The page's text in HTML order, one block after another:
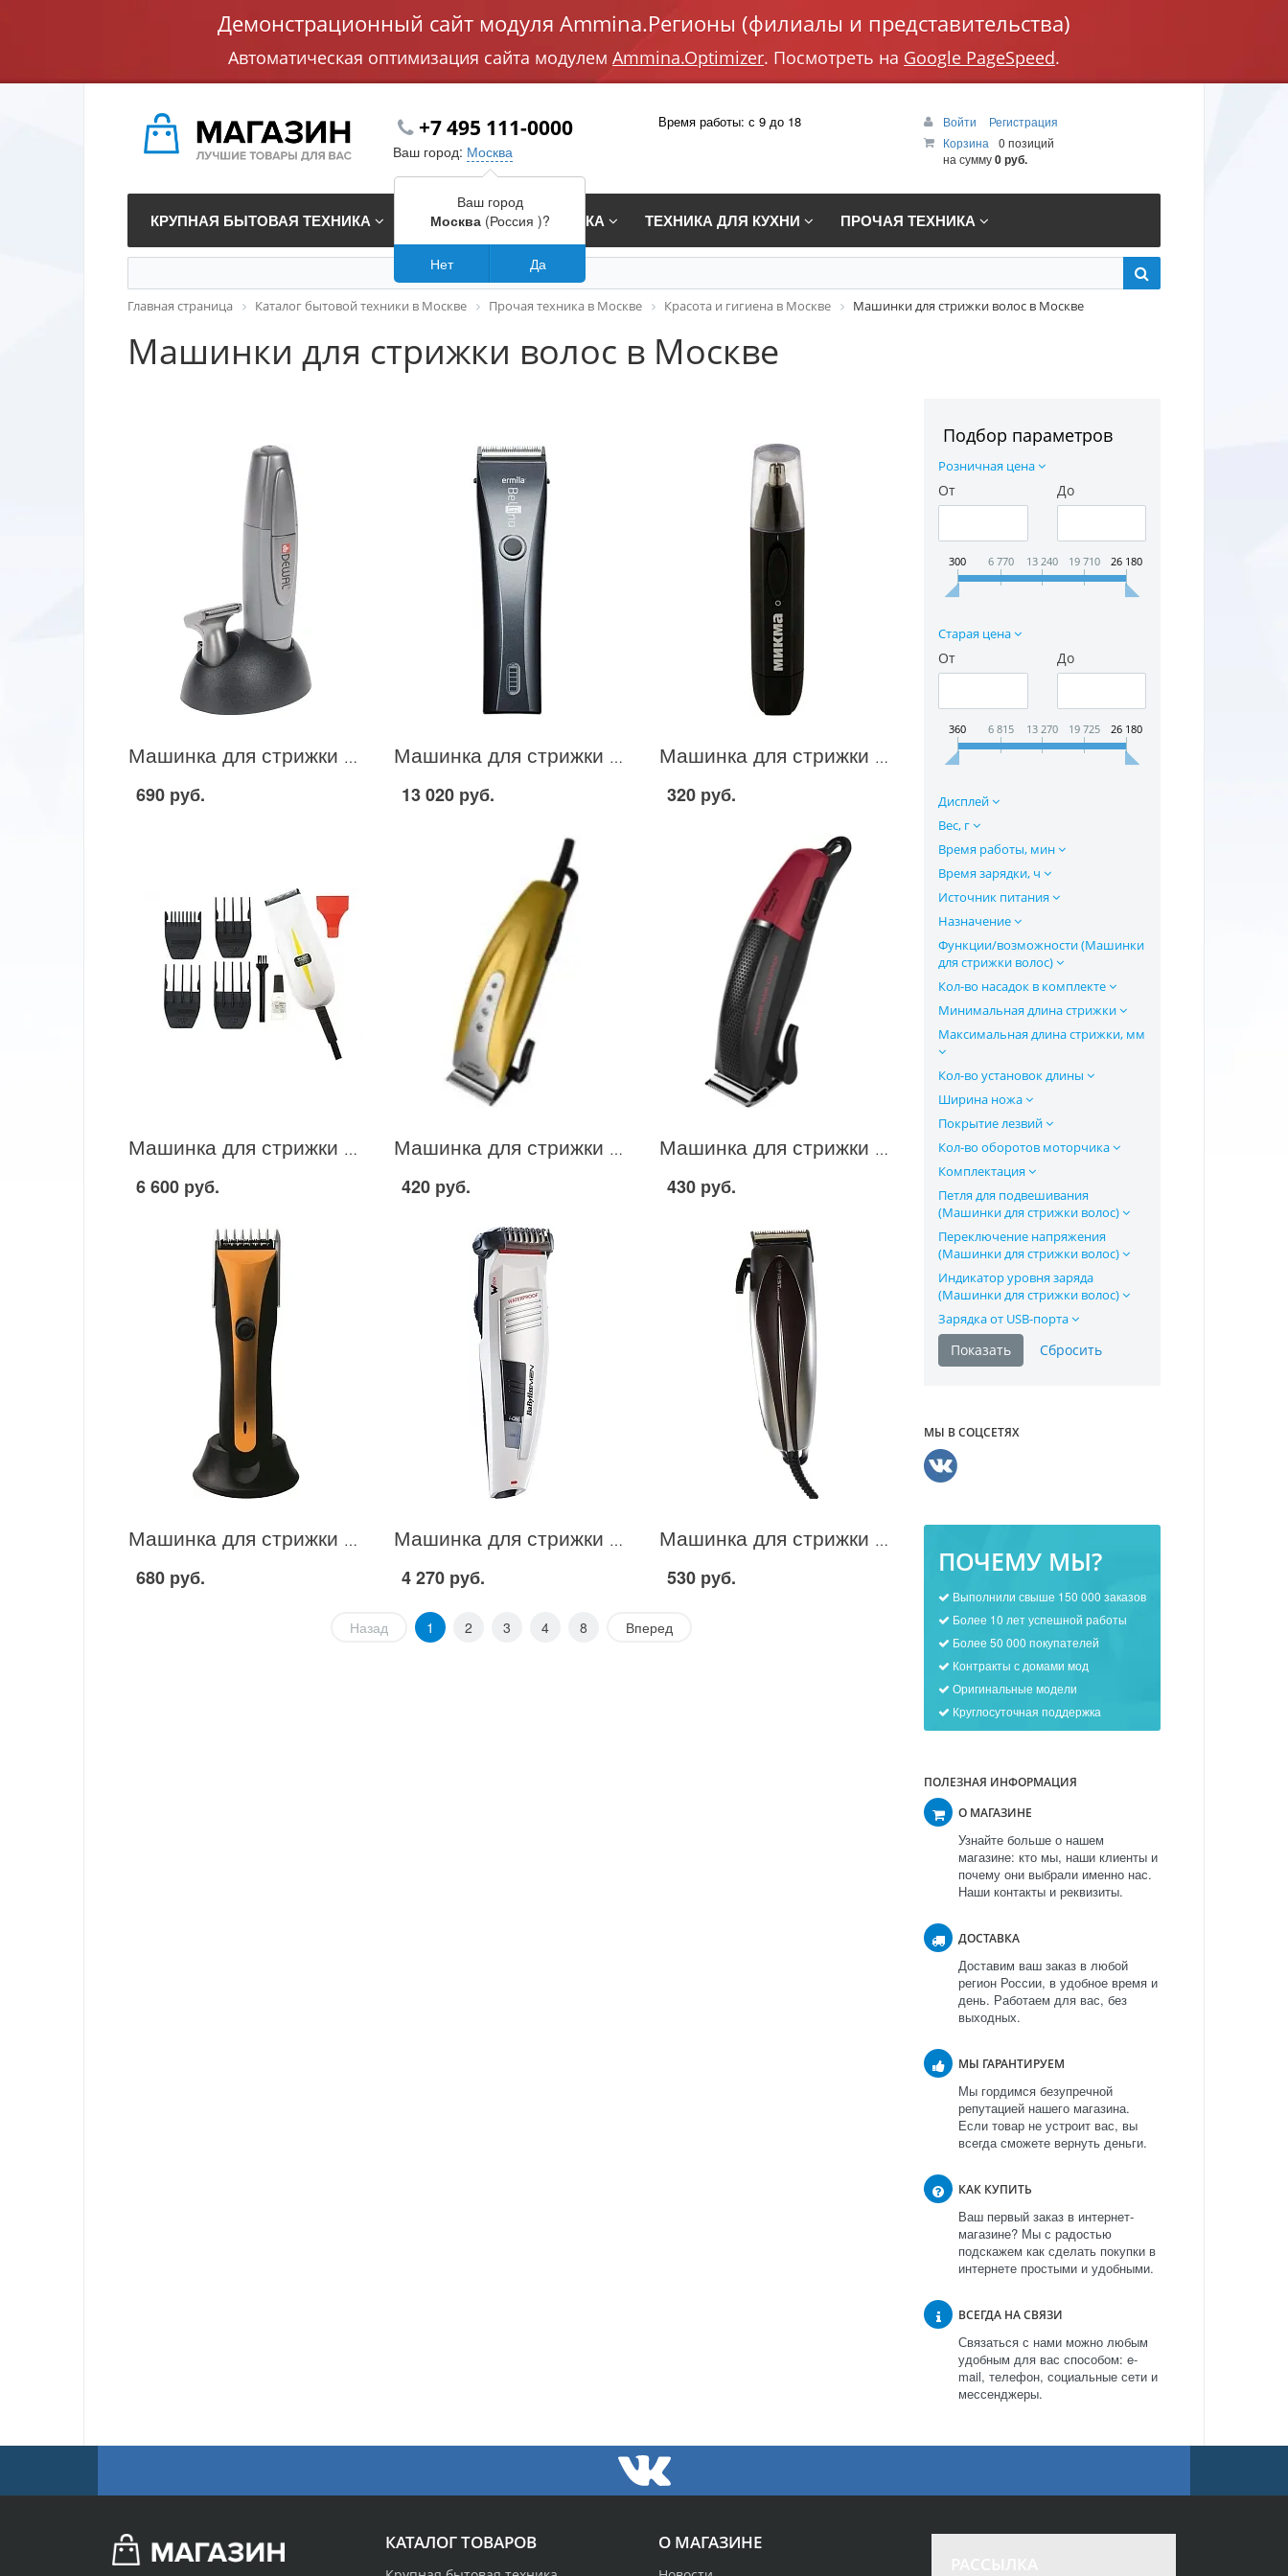
Демонстрационный сайт модуля Ammina.Регионы (филиалы и представительства)
Автоматическая оптимизация сайта модулем Ammina.Optimizer. Посмотреть на Google PageSpeed.
+7 495 111-0000
Ваш город: Москва
Время работы: с 9 до 18 Войти
Регистрация
Корзина
0 позиций
на сумму0 руб.
КРУПНАЯ БЫТОВАЯ ТЕХНИКА ВСТРАИВАЕМАЯ ТЕХНИКА ТЕХНИКА ДЛЯ КУХНИ ПРОЧАЯ ТЕХНИКА
Главная страница Каталог бытовой техники в Москве Прочая техника в Москве Красота и гигиена в Москве Машинки для стрижки волос в Москве
Машинки для стрижки волос в Москве
Подбор параметров
Розничная цена
От До
300 6 770 13 240 19 710 26 180
Старая цена
От До
360 6 815 13 270 19 725 26 180
Дисплей
Вес, г
Время работы, мин
Время зарядки, ч
Источник питания
Назначение
Функции/возможности (Машинки
для стрижки волос)
Кол-во насадок в комплекте
Минимальная длина стрижки
Максимальная длина стрижки, мм
Кол-во установок длины
Ширина ножа
Покрытие лезвий
Кол-во оборотов моторчика
Комплектация
Петля для подвешивания
(Машинки для стрижки волос)
Переключение напряжения
(Машинки для стрижки волос)
Индикатор уровня заряда
(Машинки для стрижки волос)
Зарядка от USB-порта
МЫ В СОЦСЕТЯХ
ПОЧЕМУ МЫ?
Выполнили свыше 150 000 заказов
Более 10 лет успешной работы
Более 50 000 покупателей
Контракты с домами мод
Оригинальные модели
Круглосуточная поддержка
ПОЛЕЗНАЯ ИНФОРМАЦИЯ
О МАГАЗИНЕ
Узнайте больше о нашем
магазине: кто мы, наши клиенты и
почему они выбрали именно нас.
Наши контакты и реквизиты.
ДОСТАВКА
Доставим ваш заказ в любой
регион России, в удобное время и
день. Работаем для вас, без
выходных.
МЫ ГАРАНТИРУЕМ
Мы гордимся безупречной
репутацией нашего магазина.
Если товар не устроит вас, вы
всегда сможете вернуть деньги.
КАК КУПИТЬ
Ваш первый заказ в интернет-
магазине? Мы с радостью
подскажем как сделать покупки в
интернете простыми и удобными.
ВСЕГДА НА СВЯЗИ
Связаться с нами можно любым
удобным для вас способом: e-
mail, телефон, социальные сети и
мессенджеры.
Машинка для стрижки волос Dewal 03-707 в Москве
690 руб.
Машинка для стрижки волос Ermila 1870-0020 в Москве
13 020 руб.
Машинка для стрижки волос Mikma 403 в Москве
320 руб.
Машинка для стрижки волос Wahl 4215-0471 в Москве
6 600 руб.
Машинка для стрижки волос Atlanta ATH-6882 в Москве
420 руб.
Машинка для стрижки волос Atlanta ATH-6889 в Москве
430 руб.
Машинка для стрижки волос Boulle BCH-310 в Москве
680 руб.
Машинка для стрижки волос BaByliss E 848PE в Москве
4 270 руб.
Машинка для стрижки волос First FA-5674 в Москве
530 руб.
Назад 1 2 3 4 8 Вперед
О МАГАЗИНЕ
КАТАЛОГ ТОВАРОВ
Ваш город
Москва(Россия )?
Нет Да